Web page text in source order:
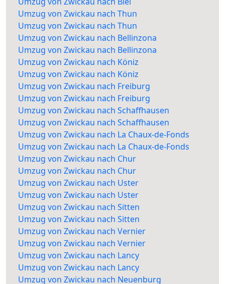
Umzug von Zwickau nach Thun
Umzug von Zwickau nach Thun
Umzug von Zwickau nach Bellinzona
Umzug von Zwickau nach Bellinzona
Umzug von Zwickau nach Köniz
Umzug von Zwickau nach Köniz
Umzug von Zwickau nach Freiburg
Umzug von Zwickau nach Freiburg
Umzug von Zwickau nach Schaffhausen
Umzug von Zwickau nach Schaffhausen
Umzug von Zwickau nach La Chaux-de-Fonds
Umzug von Zwickau nach La Chaux-de-Fonds
Umzug von Zwickau nach Chur
Umzug von Zwickau nach Chur
Umzug von Zwickau nach Uster
Umzug von Zwickau nach Uster
Umzug von Zwickau nach Sitten
Umzug von Zwickau nach Sitten
Umzug von Zwickau nach Vernier
Umzug von Zwickau nach Vernier
Umzug von Zwickau nach Lancy
Umzug von Zwickau nach Lancy
Umzug von Zwickau nach Neuenburg